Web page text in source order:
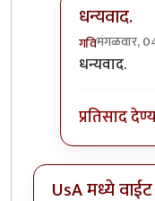
धन्यवाद.
गविमंगळवार,
In reply to
धन्यवाद.
प्रतिसाद
UsA मध्ये